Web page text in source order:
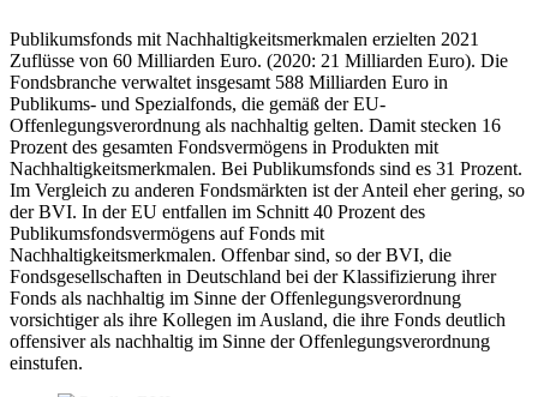
Publikumsfonds mit Nachhaltigkeitsmerkmalen erzielten 2021
Zuflüsse von 60 Milliarden Euro. (2020: 21 Milliarden Euro). Die
Fondsbranche verwaltet insgesamt 588 Milliarden Euro in
Publikums- und Spezialfonds, die gemäß der EU-
Offenlegungsverordnung als nachhaltig gelten. Damit stecken 16
Prozent des gesamten Fondsvermögens in Produkten mit
Nachhaltigkeitsmerkmalen. Bei Publikumsfonds sind es 31 Prozent.
Im Vergleich zu anderen Fondsmärkten ist der Anteil eher gering, so
der BVI. In der EU entfallen im Schnitt 40 Prozent des
Publikumsfondsvermögens auf Fonds mit
Nachhaltigkeitsmerkmalen. Offenbar sind, so der BVI, die
Fondsgesellschaften in Deutschland bei der Klassifizierung ihrer
Fonds als nachhaltig im Sinne der Offenlegungsverordnung
vorsichtiger als ihre Kollegen im Ausland, die ihre Fonds deutlich
offensiver als nachhaltig im Sinne der Offenlegungsverordnung
einstufen.